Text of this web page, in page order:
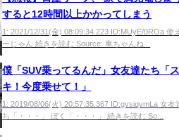
すると12時間以上かかってしまう
1: 2021/12/31(金) 08:09:34.223 ID:MUyE/0ROa 使
ーじゃん 続きを読む Source: 車ちゃんね...
僕「SUV乗ってるんだ」女友達たち「
キ！今度乗せて！」
1: 2019/08/06(火) 20:57:35.367 ID:gvsiqvmLa 女友
ち「・・・」 ぼく「・・・」 続きを読む So...